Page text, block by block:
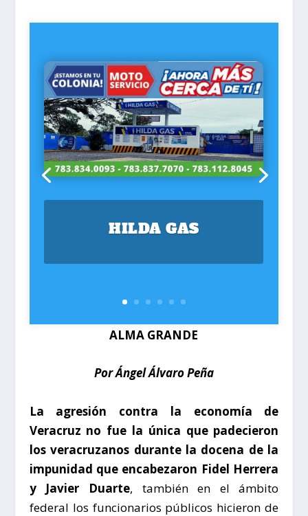
HILDA GAS
ALMA GRANDE
Por Ángel Álvaro Peña
La agresión contra la economía de
Veracruz no fue la única que padecieron
los veracruzanos durante la docena de la
impunidad que encabezaron Fidel Herrera
y Javier Duarte, también en el ámbito
federal los funcionarios públicos hicieron de